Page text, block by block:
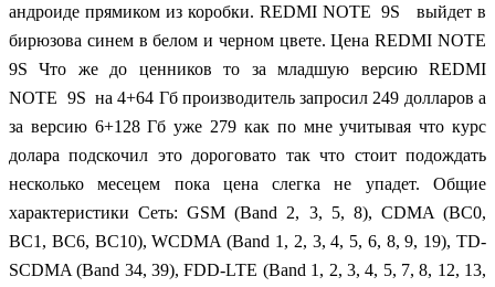
андроиде прямиком из коробки. REDMI NOTE 9S выйдет в
бирюзова синем в белом и черном цвете. Цена REDMI NOTE
9S Что же до ценников то за младшую версию REDMI
NOTE 9S на 4+64 Гб производитель запросил 249 долларов а
за версию 6+128 Гб уже 279 как по мне учитывая что курс
долара подскочил это дороговато так что стоит подождать
несколько месецем пока цена слегка не упадет. Общие
характеристики Сеть: GSM (Band 2, 3, 5, 8), CDMA (BC0,
BC1, BC6, BC10), WCDMA (Band 1, 2, 3, 4, 5, 6, 8, 9, 19), TD-
SCDMA (Band 34, 39), FDD-LTE (Band 1, 2, 3, 4, 5, 7, 8, 12, 13,